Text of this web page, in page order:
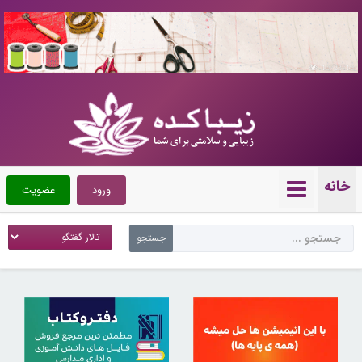
10723719
خانه عضویت ورود